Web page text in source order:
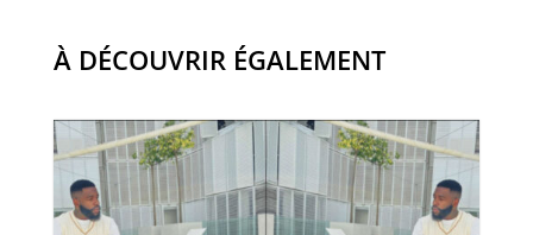
À DÉCOUVRIR ÉGALEMENT